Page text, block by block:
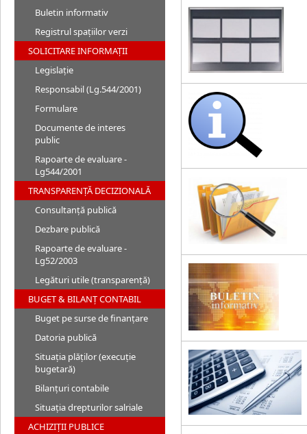
Buletin informativ
Registrul spațiilor verzi
SOLICITARE INFORMAȚII
Legislație
Responsabil (Lg.544/2001)
Formulare
Documente de interes
public
Rapoarte de evaluare -
Lg544/2001
TRANSPARENȚĂ DECIZIONALĂ
Consultanță publică
Dezbare publică
Rapoarte de evaluare -
Lg52/2003
Legături utile (transparență)
BUGET & BILANȚ CONTABIL
Buget pe surse de finanțare
Datoria publică
Situația plăților (execuție
bugetară)
Bilanțuri contabile
Situația drepturilor salriale
ACHIZIȚII PUBLICE